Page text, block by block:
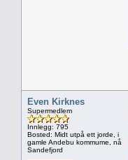
Even Kirknes
Supermedlem
Innlegg: 795
Bosted: Midt utpå ett jorde, i
gamle Andebu kommume, nå
Sandefjord